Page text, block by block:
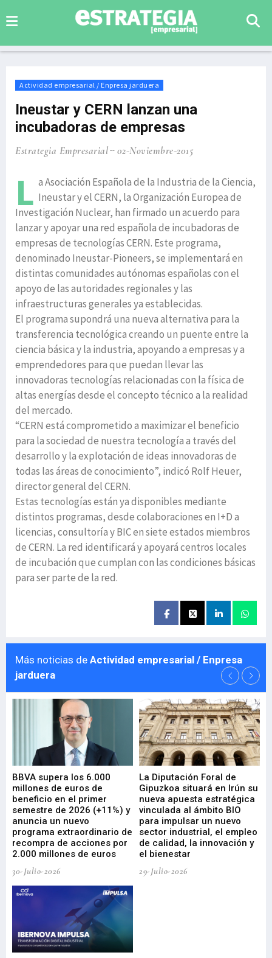
Actividad empresarial / Enpresa jarduera
Ineustar y CERN lanzan una
incubadoras de empresas
Estrategia Empresarial 02-Noviembre-2015
L a Asociación Española de la Industria de la Ciencia,
Ineustar y el CERN, la Organización Europea de
Investigación Nuclear, han firmado un acuerdo para
lanzar y apoyar una red española de incubadoras de
empresas de tecnologías CERN. Este programa,
denominado Ineustar-Pioneers, se implementará en
distintas comunidades autónomas españolas con el
apoyo de las autoridades regionales y las
infraestructuras generales ya establecidas.
El programa supondrá una nueva alternativa para la
transferencia tecnológica creando un puente entre la
ciencia básica y la industria, apoyando a empresas y a
emprendedores para que puedan llevar las
innovadoras tecnologías relacionadas con la física de
altas energías desde el concepto técnico a la realidad
del mercado.
“CERN está comprometido a maximizar el beneficio
para la sociedad de nuestra tecnología a través del
desarrollo y la explotación de ideas innovadoras de
todas las áreas de conocimiento”, indicó Rolf Heuer,
director general del CERN.
Estas tecnologías están ya disponibles mediante
distintos programas, desde colaboraciones en I+D a
licencias, consultoría y BIC en siete estados miembros
de CERN. La red identificará y apoyará centros locales
de incubación que cumplan con las condiciones básicas
para ser parte de la red.
Más noticias de Actividad empresarial / Enpresa
jarduera
BBVA supera los 6.000
millones de euros de
beneficio en el primer
semestre de 2026 (+11%) y
anuncia un nuevo
programa extraordinario de
recompra de acciones por
2.000 millones de euros
30-Julio-2026
La Diputación Foral de
Gipuzkoa situará en Irún su
nueva apuesta estratégica
vinculada al ámbito BIO
para impulsar un nuevo
sector industrial, el empleo
de calidad, la innovación y
el bienestar
29-Julio-2026